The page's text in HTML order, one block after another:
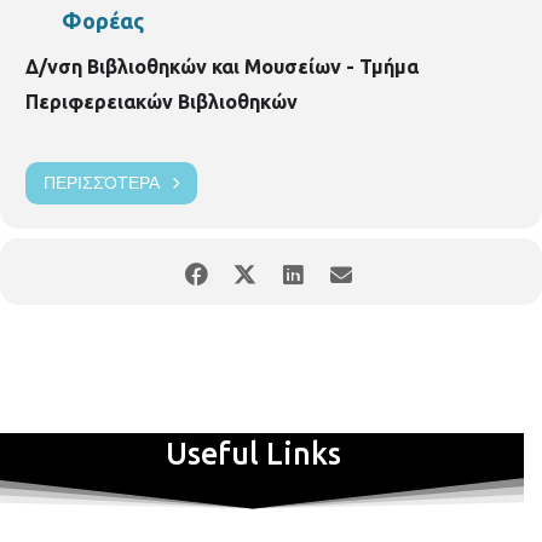
Φορέας
Δ/νση Βιβλιοθηκών και Μουσείων - Τμήμα
Περιφερειακών Βιβλιοθηκών
ΠΕΡΙΣΣΌΤΕΡΑ
Useful Links